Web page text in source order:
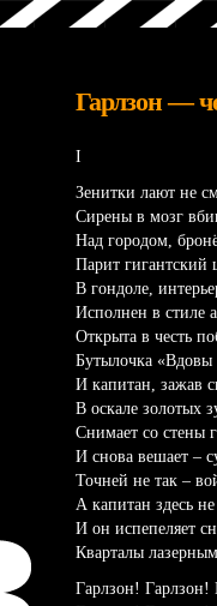
Гарлзон —
I
Зенитки лают не
Сирены в мозг
Над городом,
Парит гигантский
В гондоле,
Исполнен в стиле
Открыта в честь
Бутылочка «Вдовы
И капитан, зажав
В оскале золотых
Снимает со стены
И снова вешает –
Точней не так –
А капитан здесь
И он испепеляет
Кварталы
Гарлзон! Гарлзон!